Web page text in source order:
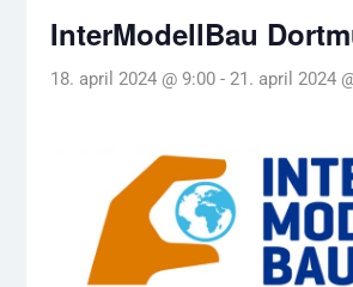
InterModellBau
18. april 2024 @ 9:00- 21. april 2024